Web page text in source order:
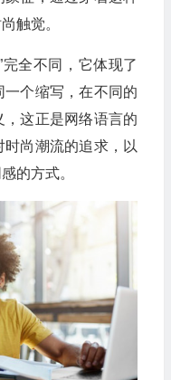
触觉。
全不同，它体现了
个缩写，在不同的
这正是网络语言的
尚潮流的追求，以
的方式。